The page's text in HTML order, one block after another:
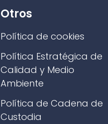
Otros
Política de cookies
Política Estratégica de
Calidad y Medio
Ambiente
Política de Cadena de
Custodia